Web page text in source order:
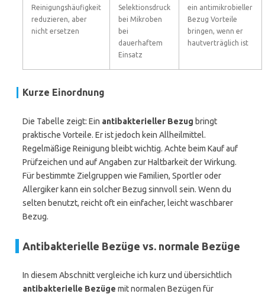
Reinigungshäufigkeit
reduzieren, aber
nicht ersetzen
Selektionsdruck
bei Mikroben
bei
dauerhaftem
Einsatz
ein antimikrobieller
Bezug Vorteile
bringen, wenn er
hautverträglich ist
Kurze Einordnung
Die Tabelle zeigt: Ein antibakterieller Bezug bringt
praktische Vorteile. Er ist jedoch kein Allheilmittel.
Regelmäßige Reinigung bleibt wichtig. Achte beim Kauf auf
Prüfzeichen und auf Angaben zur Haltbarkeit der Wirkung.
Für bestimmte Zielgruppen wie Familien, Sportler oder
Allergiker kann ein solcher Bezug sinnvoll sein. Wenn du
selten benutzt, reicht oft ein einfacher, leicht waschbarer
Bezug.
Antibakterielle Bezüge vs. normale Bezüge
In diesem Abschnitt vergleiche ich kurz und übersichtlich
antibakterielle Bezüge mit normalen Bezügen für